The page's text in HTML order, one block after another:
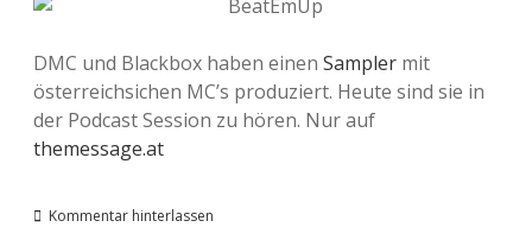
DMC und Blackbox haben einen Sampler mit
österreichsichen MC’s produziert. Heute sind sie in
der Podcast Session zu hören. Nur auf
themessage.at
Kommentar hinterlassen